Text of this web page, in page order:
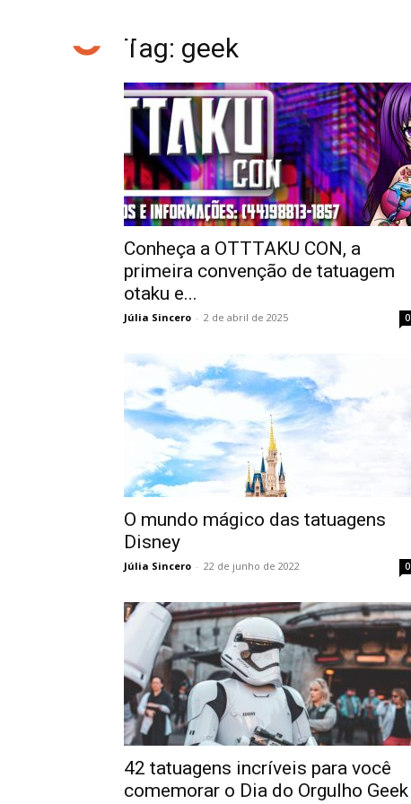
Tag: geek
Conheça a OTTTAKU CON, a
primeira convenção de tatuagem
otaku e...
Júlia Sincero - 2 de abril de 2025 0
O mundo mágico das tatuagens
Disney
Júlia Sincero - 22 de junho de 2022 0
42 tatuagens incríveis para você
comemorar o Dia do Orgulho Geek